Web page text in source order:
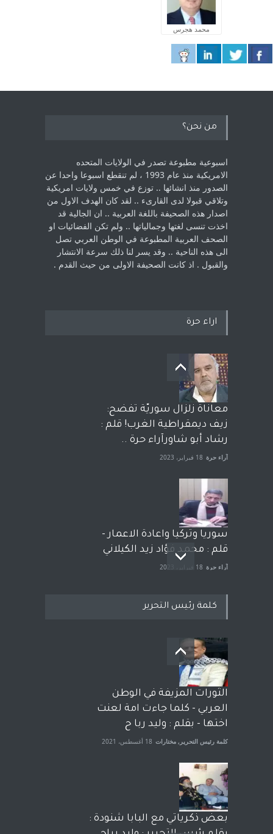
محمد هجرس
من نحن؟
اسبوعية مطبوعة تصدر في الولايات المتحده
الامريكية منذ عام 1993 ، لم ‏تنقطع اسبوعا واحدا عن
الصدور منذ انشائها .. توزع في خمس ولايات امريكية
‏وتلاقي قبولا لدى القارىء ..‏ لقد كان الهدف الاول من
اصدار هذه الصحيفة باللغة العربية .. ان الجالية قد
اخذت ‏تنسى لغتها وجمالياتها .. ولم تكن الفضائيات او
الصحف العربية المطبوعة في الوطن ‏العربي تصل
الى هذه الناحية .. وقد يسر لنا ذلك سرعة الانتشار
والقبول . اذ كانت ‏الصحيفة الاولى من حيث القدم . ‏
اراء حرة
معاناة زلزال سوريّة تفضح:
زيف ديمقراطية الغرب! قلم :
رشاد أبو شاورآراء حرة ..
آراء حرة 18 فبراير، 2023
سوريا وتركيا واعادة الاعمار -
قلم : محمد فؤاد زيد الكيلاني
آراء حرة 18 فبراير، 2023
بعد معارك قضائية طاحنة كتب
وترافع فيها بنفسه مرة اخرى..
الشيخ طارق يوسف يقهر
الحكومة الأمريكية ، فأعطوه
الجنسية عن يد وهم صاغرون،
آراء حرة مختارات 7 أبريل، 2023
كلمة رئيس التحرير
الثورات المزيفة في الوطن
العربي - كلما جاءت امة لعنت
اختها - بقلم : وليد ربا ح
كلمة رئيس التحرير , مختارات 18 أغسطس، 2021
بعض ذكرياتي مع البابا شنودة :